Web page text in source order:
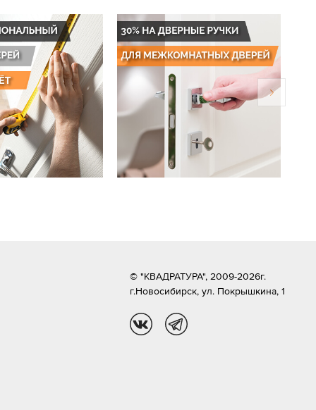
© "КВАДРАТУРА", 2009-2026г.
г.Новосибирск, ул. Покрышкина, 1